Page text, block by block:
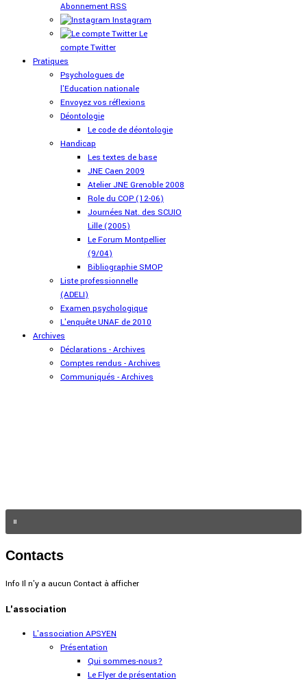
Abonnement RSS
Instagram
Le
compte Twitter
Pratiques
Psychologues de
l'Education nationale
Envoyez vos réflexions
Déontologie
Le code de déontologie
Handicap
Les textes de base
JNE Caen 2009
Atelier JNE Grenoble 2008
Role du COP (12-06)
Journées Nat. des SCUIO
Lille (2005)
Le Forum Montpellier
(9/04)
Bibliographie SMOP
Liste professionnelle
(ADELI)
Examen psychologique
L'enquête UNAF de 2010
Archives
Déclarations - Archives
Comptes rendus - Archives
Communiqués - Archives
Contacts
Info Il n'y a aucun Contact à afficher
L'association
L'association APSYEN
Présentation
Qui sommes-nous?
Le Flyer de présentation